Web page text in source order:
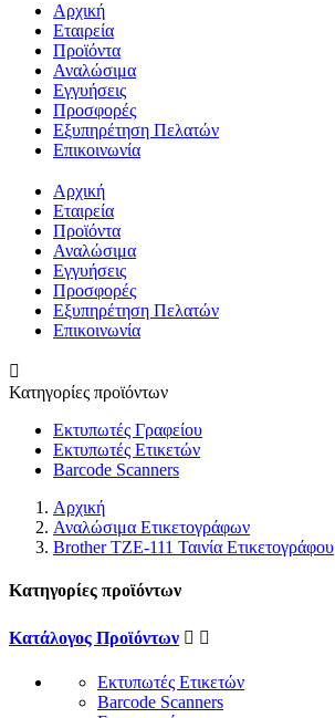
Αρχική
Εταιρεία
Προϊόντα
Αναλώσιμα
Εγγυήσεις
Προσφορές
Εξυπηρέτηση Πελατών
Επικοινωνία
Αρχική
Εταιρεία
Προϊόντα
Αναλώσιμα
Εγγυήσεις
Προσφορές
Εξυπηρέτηση Πελατών
Επικοινωνία

Κατηγορίες προϊόντων
Εκτυπωτές Γραφείου
Εκτυπωτές Ετικετών
Barcode Scanners
Αρχική
Αναλώσιμα Ετικετογράφων
Brother TZE-111 Ταινία Ετικετογράφου
Κατηγορίες προϊόντων
Κατάλογος Προϊόντων  
Εκτυπωτές Ετικετών
Barcode Scanners